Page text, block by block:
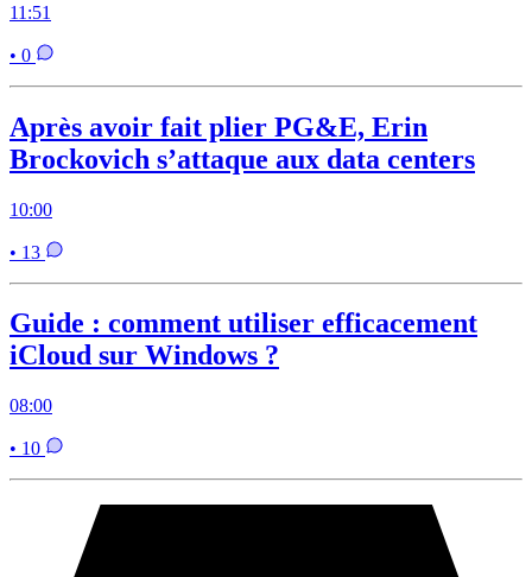
11:51
• 0
Après avoir fait plier PG&E, Erin
Brockovich s’attaque aux data centers
10:00
• 13
Guide : comment utiliser efficacement
iCloud sur Windows ?
08:00
• 10